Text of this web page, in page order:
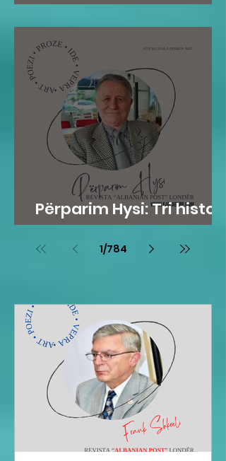
Pano Boli: STOLI I POETIT
Përparim Hysi: Tri histori
me lopë
1/784